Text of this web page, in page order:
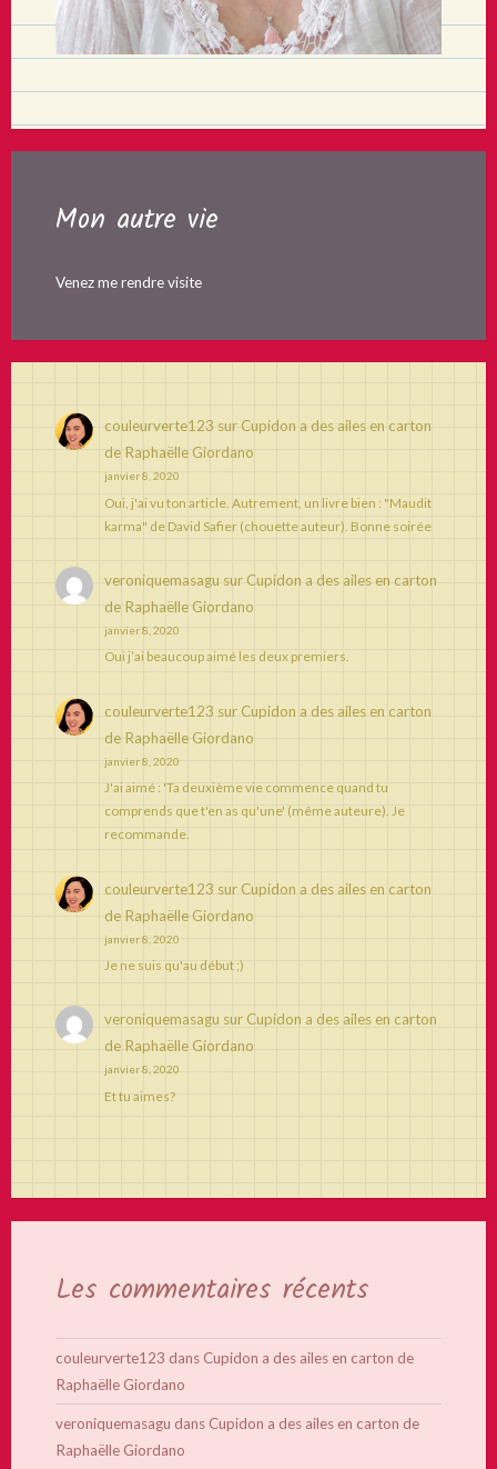
Mon autre vie
Venez me rendre visite
couleurverte123 sur Cupidon a des ailes en carton
de Raphaëlle Giordano
janvier 8, 2020
Oui, j'ai vu ton article. Autrement, un livre bien : "Maudit
karma" de David Safier (chouette auteur). Bonne soirée
veroniquemasagu sur Cupidon a des ailes en carton
de Raphaëlle Giordano
janvier 8, 2020
Oui j’ai beaucoup aimé les deux premiers.
couleurverte123 sur Cupidon a des ailes en carton
de Raphaëlle Giordano
janvier 8, 2020
J'ai aimé : 'Ta deuxième vie commence quand tu
comprends que t'en as qu'une' (même auteure). Je
recommande.
couleurverte123 sur Cupidon a des ailes en carton
de Raphaëlle Giordano
janvier 8, 2020
Je ne suis qu'au début ;)
veroniquemasagu sur Cupidon a des ailes en carton
de Raphaëlle Giordano
janvier 8, 2020
Et tu aimes?
Les commentaires récents
couleurverte123 dans Cupidon a des ailes en carton de
Raphaëlle Giordano
veroniquemasagu dans Cupidon a des ailes en carton de
Raphaëlle Giordano